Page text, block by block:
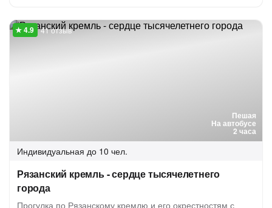
Пешая
На автобусе
2 часа
41 отзыв
Индивидуальная до 10 чел.
Рязанский кремль - сердце тысячелетнего
города
Прогулка по Рязанскому кремлю и его окрестностям с